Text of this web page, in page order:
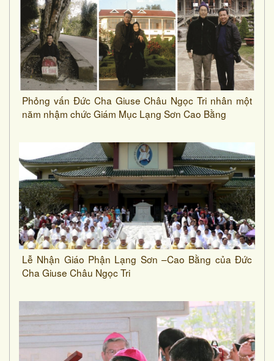
Phỏng vấn Đức Cha Giuse Châu Ngọc Tri nhân một
năm nhậm chức Giám Mục Lạng Sơn Cao Bằng
Lễ Nhận Giáo Phận Lạng Sơn –Cao Bằng của Đức
Cha Giuse Châu Ngọc Tri